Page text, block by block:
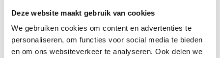
Deze website maakt gebruik van cookies
We gebruiken cookies om content en advertenties te
personaliseren, om functies voor social media te bieden
en om ons websiteverkeer te analyseren. Ook delen we